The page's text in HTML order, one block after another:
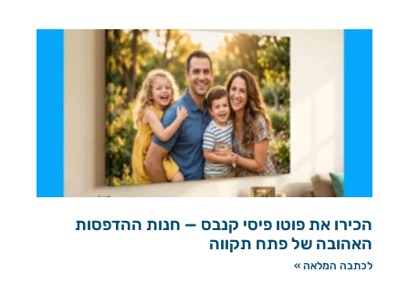
הכירו את פוטו פיסי קנבס — חנות ההדפסות
האהובה של פתח תקווה
לכתבה המלאה »